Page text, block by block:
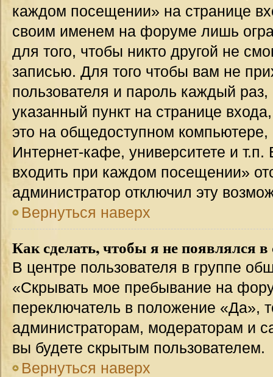
каждом посещении» на странице
своим именем на форуме лишь
для того, чтобы никто другой не
записью. Для того чтобы вам не
пользователя и пароль каждый
указанный пункт на странице
это на общедоступном
Интернет-кафе, университете и т.п.
входить при каждом посещении»
администратор отключил эту
Вернуться наверх
Как сделать, чтобы я не появлялся
В центре пользователя в группе
«Скрывать мое пребывание на
переключатель в положение «Да»,
администраторам, модераторам и
вы будете скрытым пользователем.
Вернуться наверх